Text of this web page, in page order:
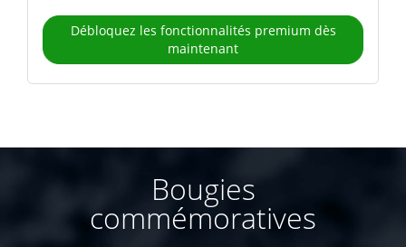
Débloquez les fonctionnalités premium dès
maintenant
Bougies
commémoratives